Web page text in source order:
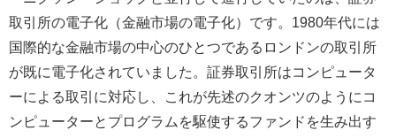
取引所の電子化（金融市場の電子化）です。1980年代には
国際的な金融市場の中心のひとつであるロンドンの取引所
が既に電子化されていました。証券取引所はコンピュータ
ーによる取引に対応し、これが先述のクオンツのようにコ
ンピューターとプログラムを駆使するファンドを生み出す